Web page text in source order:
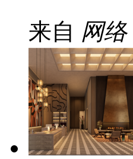
来自 网络